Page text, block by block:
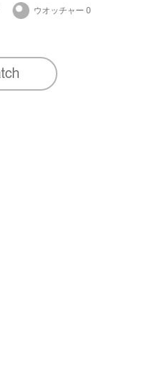
ウオッチャー 0